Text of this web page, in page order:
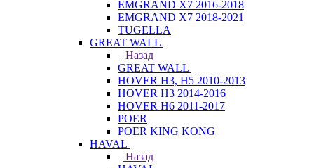
EMGRAND X7 2016-2018
EMGRAND X7 2018-2021
TUGELLA
GREAT WALL
Назад
GREAT WALL
HOVER H3, H5 2010-2013
HOVER H3 2014-2016
HOVER H6 2011-2017
POER
POER KING KONG
HAVAL
Назад